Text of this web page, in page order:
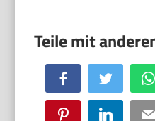
Facebook Twitter
Pinterest LinkedIn